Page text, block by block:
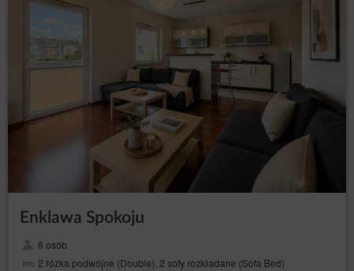
Enklawa Spokoju
8 osób
2 łóżka podwójne (Double), 2 sofy rozkładane (Sofa Bed)